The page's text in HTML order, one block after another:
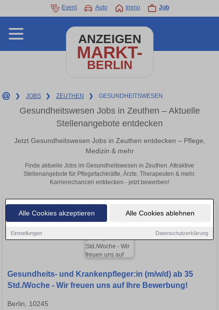
Alle Cookies akzeptieren Alle Cookies ablehnen
Einstellungen Datenschutzerklärung
Event Auto Immo Job
ANZEIGEN
MARKT-
BERLIN
❯ JOBS ❯ ZEUTHEN ❯ GESUNDHEITSWESEN
Gesundheitswesen Jobs in Zeuthen – Aktuelle
Stellenangebote entdecken
Jetzt Gesundheitswesen Jobs in Zeuthen entdecken – Pflege,
Medizin & mehr
Finde aktuelle Jobs im Gesundheitswesen in Zeuthen. Attraktive
Stellenangebote für Pflegefachkräfte, Ärzte, Therapeuten & mehr.
Karrierechancen entdecken - jetzt bewerben!
Gesundheits- und Krankenpfleger:in (m/w/d) ab 35
Std./Woche - Wir freuen uns auf Ihre Bewerbung!
Berlin, 10245